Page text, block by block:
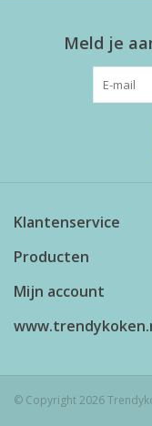
Meld je
Klantenservice
Producten
Mijn account
© Copyright 2026